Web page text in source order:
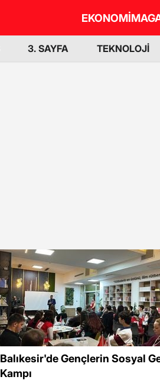
EKONOMİ
3. SAYFA TEKNOLOJİ
Balıkesir'de Gençlerin Sosyal
Kampı